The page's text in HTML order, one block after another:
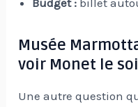
Budget : billet
Musée
voir Monet le
Une autre question